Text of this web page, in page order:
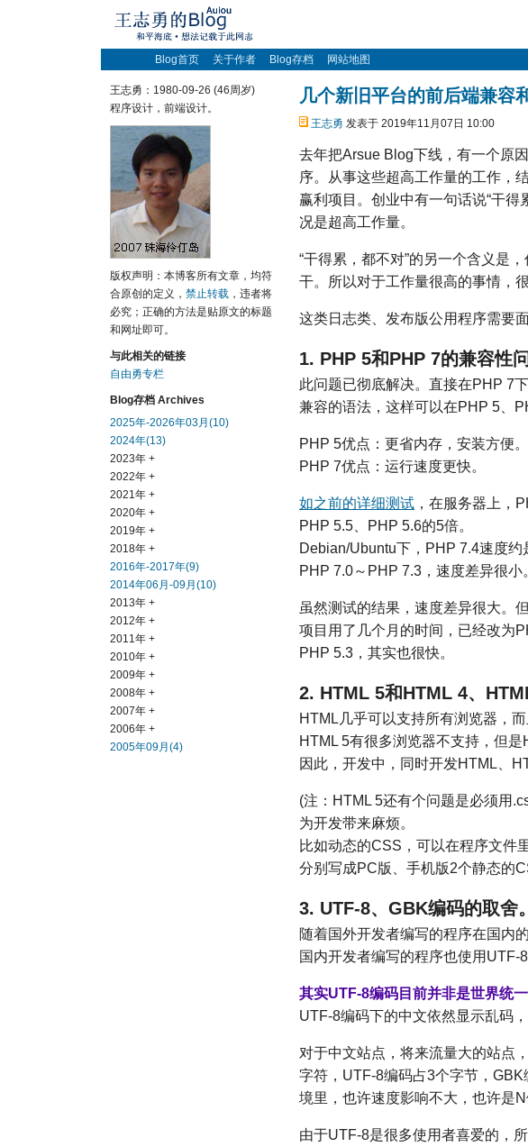
Blog首页 关于作者 Blog存档 网站地图
几个新旧平台的前后端兼容
王志勇 发表于 2019年11月07日 10:00
去年把Arsue Blog下线，有一个原
序。从事这些超高工作量的工作，
赢利项目。创业中有一句话说“干
况是超高工作量。
“干得累，都不对”的另一个含义是
干。所以对于工作量很高的事情，
这类日志类、发布版公用程序需要
1. PHP 5和PHP 7的兼容性问
此问题已彻底解决。直接在PHP 7
兼容的语法，这样可以在PHP 5、
PHP 5优点：更省内存，安装方便。
PHP 7优点：运行速度更快。
如之前的详细测试 ，在服务器上，
PHP 5.5、PHP 5.6的5倍。
Debian/Ubuntu下，PHP 7.4速度约
PHP 7.0～PHP 7.3，速度差异很小
虽然测试的结果，速度差异很大。
项目用了几个月的时间，已经改为
PHP 5.3，其实也很快。
2. HTML 5和HTML 4、
HTML几乎可以支持所有浏览器，而
HTML 5有很多浏览器不支持，但是
因此，开发中，同时开发HTML、
(注：HTML 5还有个问题是必须用
为开发带来麻烦。
比如动态的CSS，可以在程序文件
分别写成PC版、手机版2个静态的
3. UTF-8、GBK编码的取舍。
随着国外开发者编写的程序在国内
国内开发者编写的程序也使用UTF-8
其实UTF-8编码目前并非是世界统
UTF-8编码下的中文依然显示乱码
对于中文站点，将来流量大的站点
字符，UTF-8编码占3个字节，
境里，也许速度影响不大，也许是
由于UTF-8是很多使用者喜爱的，
王志勇：1980-09-26 (46周岁)
程序设计，前端设计。
版权声明：本博客所有文章，均符
合原创的定义， 禁止转载 ，违者将
必究；正确的方法是贴原文的标题
和网址即可。
与此相关的链接
自由勇专栏
Blog存档 Archives
2025年-2026年03月(10)
2024年(13)
2023年 +
2022年 +
2021年 +
2020年 +
2019年 +
2018年 +
2016年-2017年(9)
2014年06月-09月(10)
2013年 +
2012年 +
2011年 +
2010年 +
2009年 +
2008年 +
2007年 +
2006年 +
2005年09月(4)